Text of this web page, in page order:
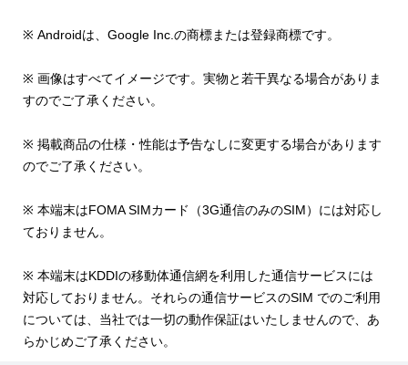
※ Androidは、Google Inc.の商標または登録商標です。
※ 画像はすべてイメージです。実物と若干異なる場合がありま
すのでご了承ください。
※ 掲載商品の仕様・性能は予告なしに変更する場合があります
のでご了承ください。
※ 本端末はFOMA SIMカード（3G通信のみのSIM）には対応し
ておりません。
※ 本端末はKDDIの移動体通信網を利用した通信サービスには
対応しておりません。それらの通信サービスのSIM でのご利用
については、当社では一切の動作保証はいたしませんので、あ
らかじめご了承ください。